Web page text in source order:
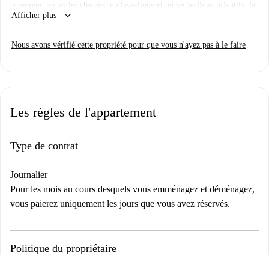
comprend toutes les charges, un lave-linge et un sèche-linge privatifs, la
climatisation centrale, ainsi qu'une cuisine équipée d'un lave-vaisselle et
de confort. Spotahome a personnellement inspecté ce studio pour votre
Parmi les points d'intérêt à proximité, citons La Salle Centro
Limones et la Puerta Mágica, offrant une excellente accessibilité et
enrichissant votre expérience de vie.
Afficher plus keyboard_arrow_down
Nous avons vérifié cette propriété pour que vous n'ayez pas à le faire
Les règles de l'appartement
Type de contrat
Journalier
Pour les mois au cours desquels vous emménagez et déménagez,
vous paierez uniquement les jours que vous avez réservés.
Politique du propriétaire